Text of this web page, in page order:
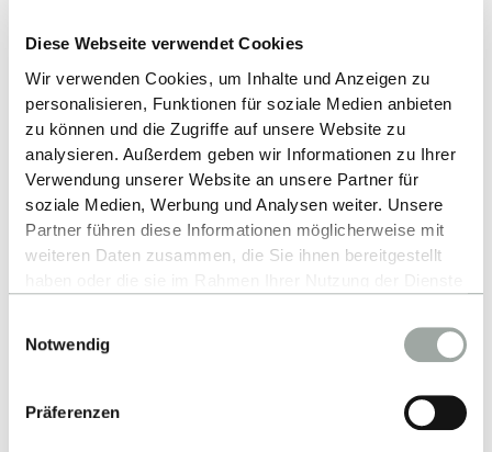
Diese Webseite verwendet Cookies
Wir verwenden Cookies, um Inhalte und Anzeigen zu
personalisieren, Funktionen für soziale Medien anbieten
zu können und die Zugriffe auf unsere Website zu
analysieren. Außerdem geben wir Informationen zu Ihrer
Verwendung unserer Website an unsere Partner für
soziale Medien, Werbung und Analysen weiter. Unsere
Partner führen diese Informationen möglicherweise mit
weiteren Daten zusammen, die Sie ihnen bereitgestellt
Alles zum Thema Cookies und personenbezogene
Datenverarbeitung entnehmen Sie unserer
Notwendig
Präferenzen
Human-Centered Computing - MSc
MEHR ERFAHREN
Digital Business Engineering - MSc